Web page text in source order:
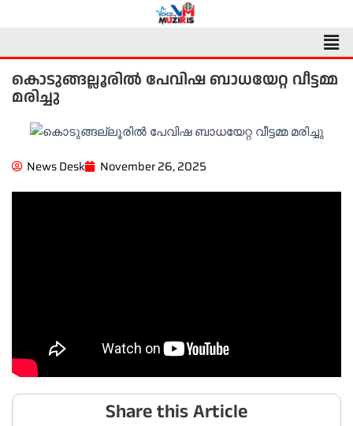
കൊടുങ്ങല്ലൂരിൽ പേവിഷ ബാധയേറ്റ വീട്ടമ്മ
മരിച്ചു
News Desk November 26, 2025
Share this Article